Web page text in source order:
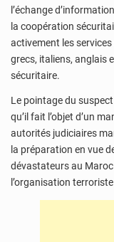
l’échange
la coopération
activement les
grecs, italiens, anglais
sécuritaire.
Le pointage du
qu’il fait l’objet d’un
autorités judiciaires
la préparation en vue
dévastateurs au Maroc
l’organisation